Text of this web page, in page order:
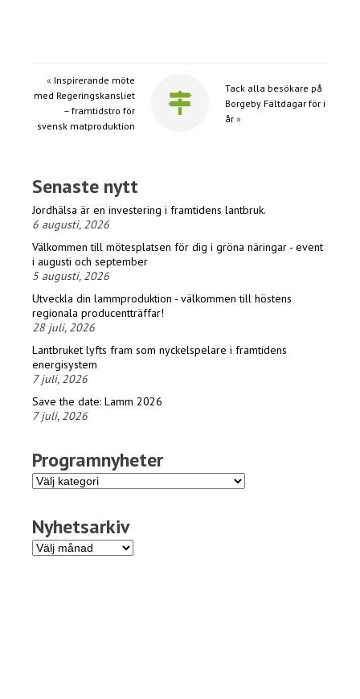
« Inspirerande möte
med Regeringskansliet
– framtidstro för
svensk matproduktion
Tack alla besökare på
Borgeby Fältdagar för i
år »
Senaste nytt
Jordhälsa är en investering i framtidens lantbruk.
6 augusti, 2026
Välkommen till mötesplatsen för dig i gröna näringar - event
i augusti och september
5 augusti, 2026
Utveckla din lammproduktion - välkommen till höstens
regionala producentträffar!
28 juli, 2026
Lantbruket lyfts fram som nyckelspelare i framtidens
energisystem
7 juli, 2026
Save the date: Lamm 2026
7 juli, 2026
Programnyheter
Programnyheter
Nyhetsarkiv
Nyhetsarkiv